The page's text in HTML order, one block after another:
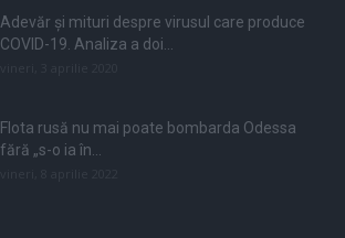
Adevăr și mituri despre virusul care produce
COVID-19. Analiza a doi...
Flota rusă nu mai poate bombarda Odessa
fără „s-o ia în...